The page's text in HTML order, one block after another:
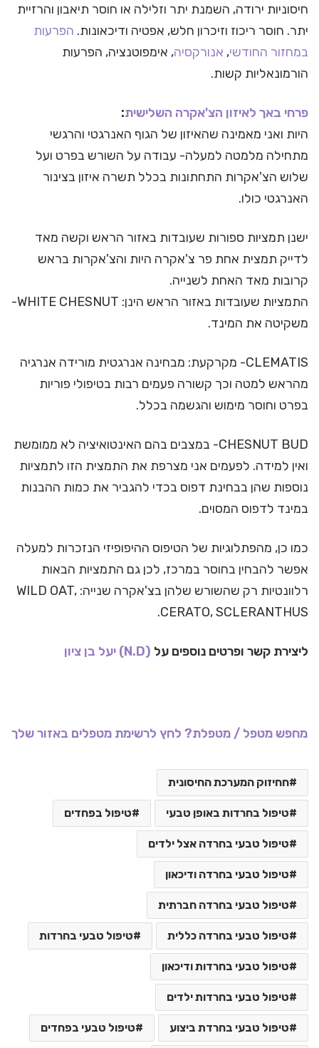
חיסוניות ירודה, השמנת יתר וזלילה או חוסר תיאבון והרזיית
יתר. חוסר ריכוז וזיכרון חלש, אפטיה ודיכאונות. הפרעות
במחזור החודשי, אנורקסיה, אימפוטנציה, הפרעות
הורמונאליות קשות.
פרחי באך לאיזון הצ'אקרה השלישית:
היות ואני מאמינה שהאיזון של הגוף האנרגטי והרגשי
מתחילה מלמטה למעלה- עבודה על השורש בפרט ועל
שלוש הצ'אקרות התחתונות בכלל תשרה איזון בצינור
האנרגטי כולו.
ישנן תמציות ספורות שעובדות באזור הראש וקשה מאד
לדייק תמצית אחת פר צ'אקרה היות והצ'אקרות בראש
קרובות מאד האחת לשנייה.
התמציות שעובדות באזור הראש הינן: WHITE CHESNUT-
משקיטה את המינד.
CLEMATIS- מקרקעת: מבחינה אנרגטית מורידה אנרגיה
מהראש למטה וכך קשורה פעמים רבות בטיפולי פוריות
בפרט וחוסר מימוש והגשמה בכלל.
CHESNUT BUD- במצבים בהם האינטואיציה לא ממומשת
ואין למידה. לפעמים אני מצרפת את התמצית הזו לתמציות
נוספות שהן בבחינת דפוס בכדי להגביר את כמות ההבנות
במינד לדפוס המסוים.
כמו כן, מהפתלוגיות של הטיפוס ההיפופיזי הנזכרות למעלה
אפשר להבחין בחוסר במרכז, לכן גם התמציות הבאות
רלוונטיות רק שהשורש שלהן בצ'אקרה שנייה: WILD OAT,
CERATO, SCLERANTHUS.
ליצירת קשר ופרטים נוספים על (N.D) יעל בן ציון
מחפש מטפל / מטפלת? לחץ לרשימת מטפלים באזור שלך
חחיזוק המערכת החיסונית
טיפול בחרדות באופן טבעי טיפול בפחדים
טיפול טבעי בחרדה אצל ילדים
טיפול טבעי בחרדה ודיכאון
טיפול טבעי בחרדה חברתית
טיפול טבעי בחרדה כללית טיפול טבעי בחרדות
טיפול טבעי בחרדות ודיכאון
טיפול טבעי בחרדות ילדים
טיפול טבעי בחרדת ביצוע טיפול טבעי בפחדים